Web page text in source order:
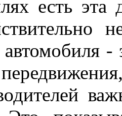
есть
автомобиля